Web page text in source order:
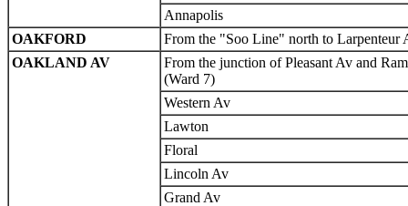
Annapolis
OAKFORD
From the "Soo Line" north to Larpenteur
OAKLAND AV
From the junction of Pleasant Av and
(Ward 7)
Western Av
Lawton
Floral
Lincoln Av
Grand Av